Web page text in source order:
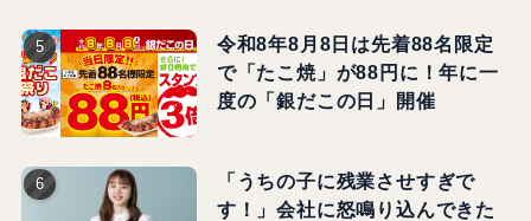
令和8年8月8日は先着88名限定
で「たこ焼」が88円に！年に一
度の「銀だこの日」開催
「うちの子に残業させすぎで
す！」会社に怒鳴り込んできた